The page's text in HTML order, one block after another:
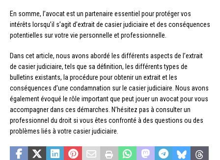
En somme, l’avocat est un partenaire essentiel pour protéger vos
intérêts lorsqu’il s’agit d’extrait de casier judiciaire et des conséquences
potentielles sur votre vie personnelle et professionnelle.
Dans cet article, nous avons abordé les différents aspects de l’extrait
de casier judiciaire, tels que sa définition, les différents types de
bulletins existants, la procédure pour obtenir un extrait et les
conséquences d’une condamnation sur le casier judiciaire. Nous avons
également évoqué le rôle important que peut jouer un avocat pour vous
accompagner dans ces démarches. N’hésitez pas à consulter un
professionnel du droit si vous êtes confronté à des questions ou des
problèmes liés à votre casier judiciaire.